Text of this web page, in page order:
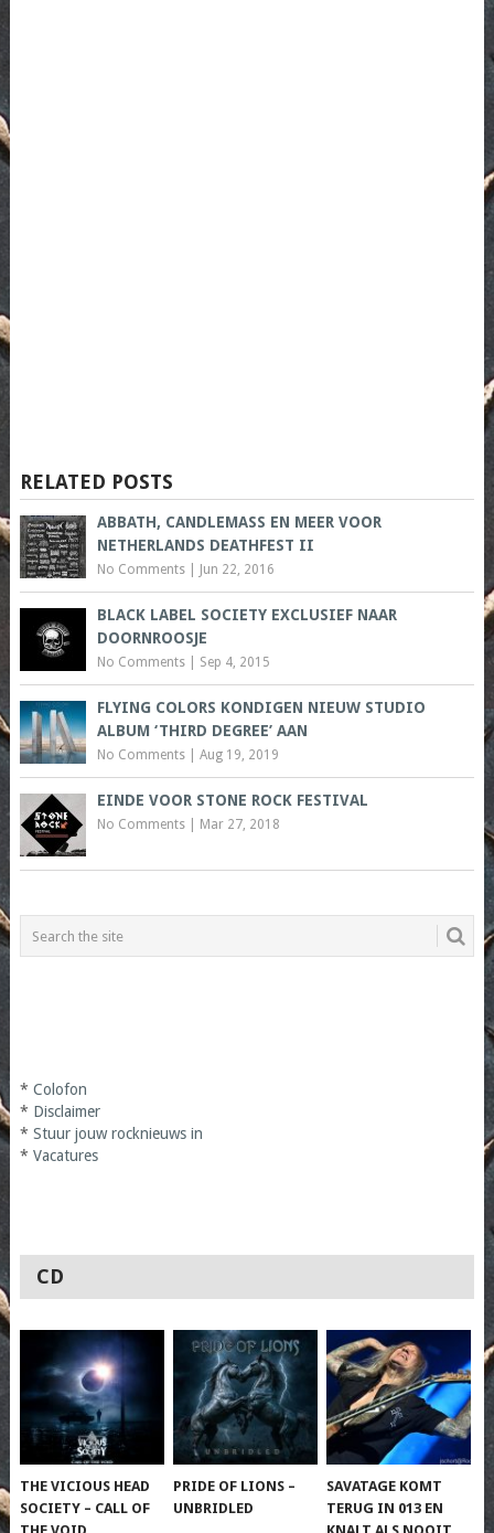
RELATED POSTS
ABBATH, CANDLEMASS EN MEER VOOR
NETHERLANDS DEATHFEST II
No Comments| Jun 22, 2016
BLACK LABEL SOCIETY EXCLUSIEF NAAR
DOORNROOSJE
No Comments| Sep 4, 2015
FLYING COLORS KONDIGEN NIEUW STUDIO
ALBUM ‘THIRD DEGREE’ AAN
No Comments| Aug 19, 2019
EINDE VOOR STONE ROCK FESTIVAL
No Comments| Mar 27, 2018
* Colofon
* Disclaimer
* Stuur jouw rocknieuws in
* Vacatures
CD
THE VICIOUS HEAD
SOCIETY – CALL OF
PRIDE OF LIONS –
UNBRIDLED
SAVATAGE KOMT
TERUG IN 013 EN